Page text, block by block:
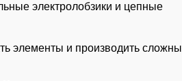
электролобзики и цепные
элементы и производить